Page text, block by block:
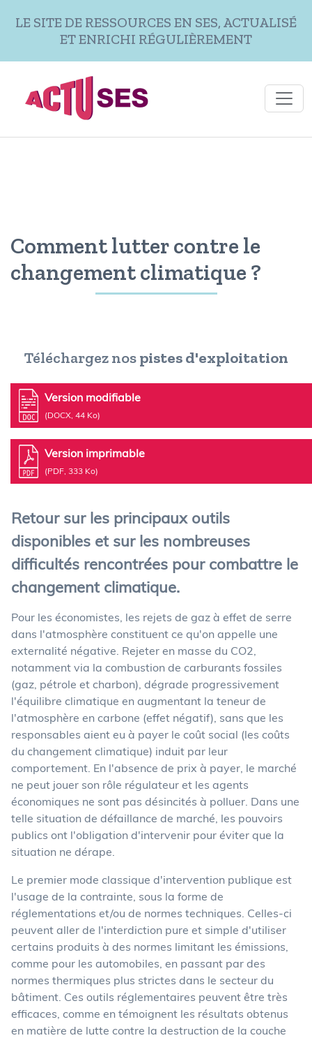
LE SITE DE RESSOURCES EN SES, ACTUALISÉ
ET ENRICHI RÉGULIÈREMENT
Comment lutter contre le
changement climatique ?
Téléchargez nospistes d'exploitation
Version modifiable
(DOCX, 44 Ko)
Version imprimable
(PDF, 333 Ko)
Retour sur les principaux outils
disponibles et sur les nombreuses
difficultés rencontrées pour combattre le
changement climatique.
Pour les économistes, les rejets de gaz à effet de serre
dans l'atmosphère constituent ce qu'on appelle une
externalité négative. Rejeter en masse du CO2,
notamment via la combustion de carburants fossiles
(gaz, pétrole et charbon), dégrade progressivement
l'équilibre climatique en augmentant la teneur de
l'atmosphère en carbone (effet négatif), sans que les
responsables aient eu à payer le coût social (les coûts
du changement climatique) induit par leur
comportement. En l'absence de prix à payer, le marché
ne peut jouer son rôle régulateur et les agents
économiques ne sont pas désincités à polluer. Dans une
telle situation de défaillance de marché, les pouvoirs
publics ont l'obligation d'intervenir pour éviter que la
situation ne dérape.
Le premier mode classique d'intervention publique est
l'usage de la contrainte, sous la forme de
réglementations et/ou de normes techniques. Celles-ci
peuvent aller de l'interdiction pure et simple d'utiliser
certains produits à des normes limitant les émissions,
comme pour les automobiles, en passant par des
normes thermiques plus strictes dans le secteur du
bâtiment. Ces outils réglementaires peuvent être très
efficaces, comme en témoignent les résultats obtenus
en matière de lutte contre la destruction de la couche